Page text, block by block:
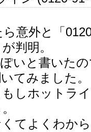
意外と「
判明。
いと書いた
てみました。
しホットラ
てよくわか